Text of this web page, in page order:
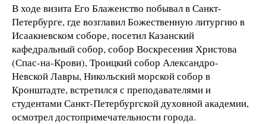
В ходе визита Его Блаженство побывал в Санкт-
Петербурге, где возглавил Божественную литургию в
Исаакиевском соборе, посетил Казанский
кафедральный собор, собор Воскресения Христова
(Спас-на-Крови), Троицкий собор Александро-
Невской Лавры, Никольский морской собор в
Кронштадте, встретился с преподавателями и
студентами Санкт-Петербургской духовной академии,
осмотрел достопримечательности города.